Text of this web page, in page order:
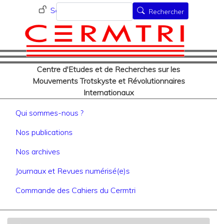
au
contenu
principal
Menu du compte de
Se connecter
Centre d'Etudes et de Recherches sur les
Mouvements Trotskyste et Révolutionnaires
Internationaux
Rechercher Rechercher
Navigation principale
Qui sommes-nous ?
Nos publications
Nos archives
Journaux et Revues numérisé(e)s
Commande des Cahiers du Cermtri